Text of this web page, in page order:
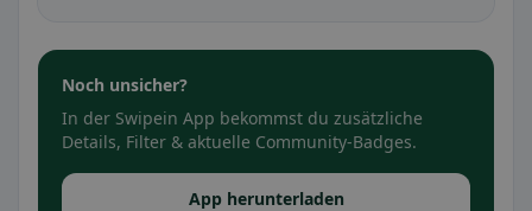
Noch unsicher?
In der Swipein App bekommst du zusätzliche
Details, Filter & aktuelle Community-Badges.
App herunterladen